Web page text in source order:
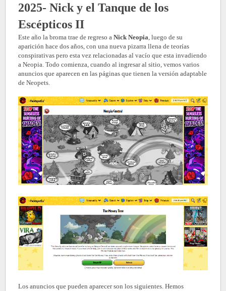
2025- Nick y el Tanque de los
Escépticos II
Este año la broma trae de regreso a Nick Neopia , luego de su
aparición hace dos años, con una nueva pizarra llena de teorías
conspirativas pero esta vez relacionadas al vacío que esta invadiendo
a Neopia. Todo comienza, cuando al ingresar al sitio, vemos varios
anuncios que aparecen en las páginas que tienen la versión adaptable
de Neopets.
Los anuncios que pueden aparecer son los siguientes. Hemos